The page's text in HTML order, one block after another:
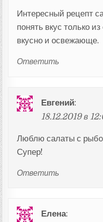
Интересный рецепт
понять вкус только
вкусно и освежающе.
Ответить
Евгений:
18.12.2019 в
Люблю салаты с
Супер!
Ответить
Елена: